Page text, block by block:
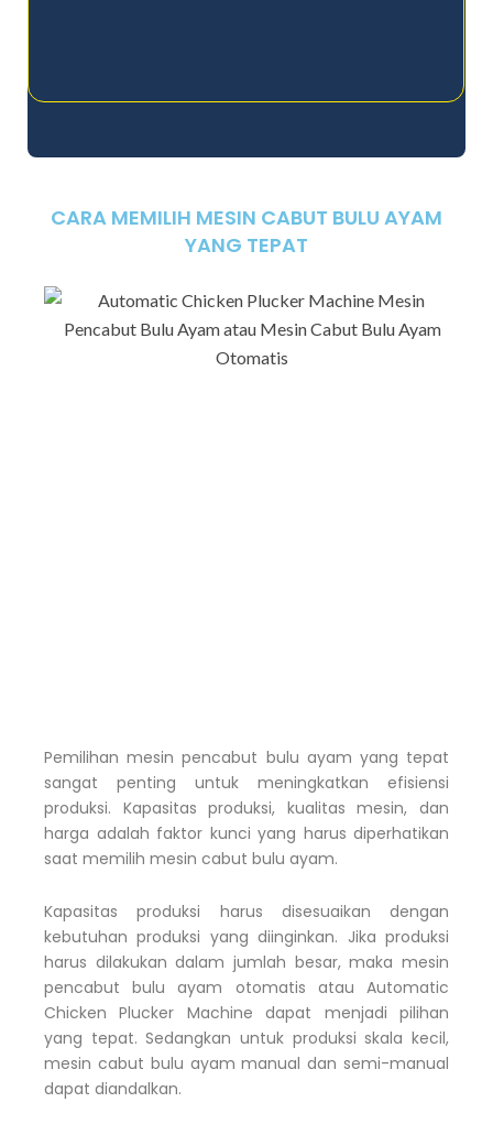
CARA MEMILIH MESIN CABUT BULU AYAM
YANG TEPAT
Pemilihan mesin pencabut bulu ayam yang tepat
sangat penting untuk meningkatkan efisiensi
produksi. Kapasitas produksi, kualitas mesin, dan
harga adalah faktor kunci yang harus diperhatikan
saat memilih mesin cabut bulu ayam.
Kapasitas produksi harus disesuaikan dengan
kebutuhan produksi yang diinginkan. Jika produksi
harus dilakukan dalam jumlah besar, maka mesin
pencabut bulu ayam otomatis atau Automatic
Chicken Plucker Machine dapat menjadi pilihan
yang tepat. Sedangkan untuk produksi skala kecil,
mesin cabut bulu ayam manual dan semi-manual
dapat diandalkan.